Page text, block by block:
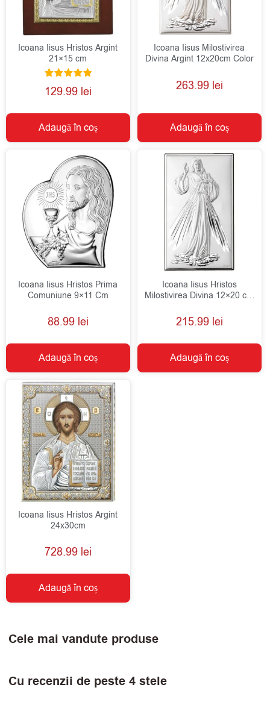
Icoana Iisus Hristos Argint
21×15 cm
Evaluat la
5.00
129.99 lei
Adaugă în coș
Icoana Iisus Milostivirea
Divina Argint 12x20cm Color
263.99 lei
Adaugă în coș
Icoana Iisus Hristos Prima
Comuniune 9×11 Cm
88.99 lei
Adaugă în coș
Icoana Iisus Hristos
Milostivirea Divina 12×20 cm
215.99 lei
Adaugă în coș
Icoana Iisus Hristos Argint
24x30cm
728.99 lei
Adaugă în coș
Cele mai vandute produse
Cu recenzii de peste 4 stele